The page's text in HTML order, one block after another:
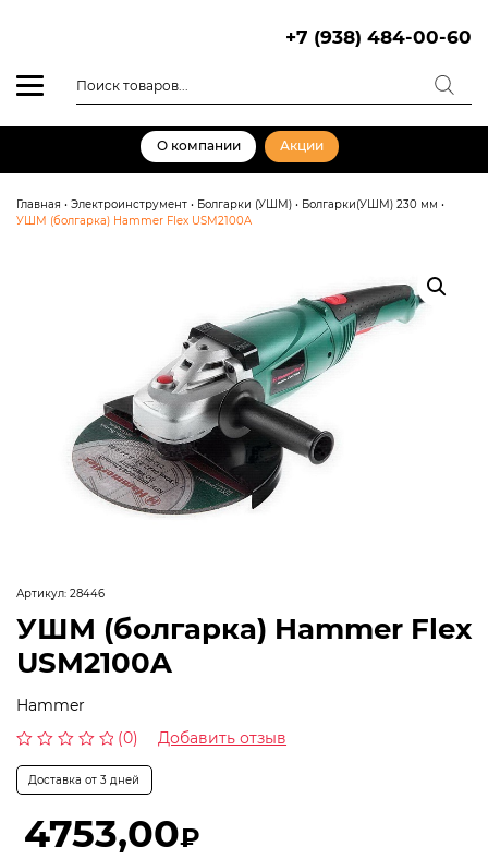
+7 (938) 484-00-60
товаров
О компании Акции
Главная • Электроинструмент • Болгарки (УШМ) • Болгарки(УШМ) 230 мм •
УШМ (болгарка) Hammer Flex USM2100A
Артикул: 28446
УШМ (болгарка) Hammer Flex
USM2100A
Hammer
0
из
(0) Добавить отзыв
Доставка от 3 дней
4753,00₽